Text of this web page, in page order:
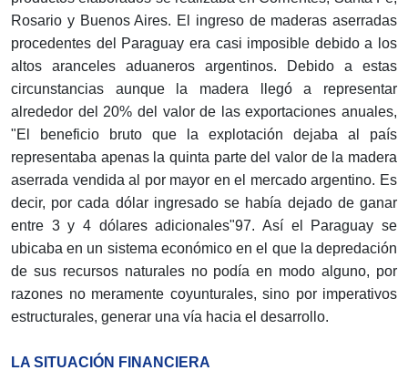
Rosario y Buenos Aires. El ingreso de maderas aserradas
procedentes del Paraguay era casi imposible debido a los
altos aranceles aduaneros argentinos. Debido a estas
circunstancias aunque la madera llegó a representar
alrededor del 20% del valor de las exportaciones anuales,
"El beneficio bruto que la explotación dejaba al país
representaba apenas la quinta parte del valor de la madera
aserrada vendida al por mayor en el mercado argentino. Es
decir, por cada dólar ingresado se había dejado de ganar
entre 3 y 4 dólares adicionales"97. Así el Paraguay se
ubicaba en un sistema económico en el que la depredación
de sus recursos naturales no podía en modo alguno, por
razones no meramente coyunturales, sino por imperativos
estructurales, generar una vía hacia el desarrollo.
LA SITUACIÓN FINANCIERA